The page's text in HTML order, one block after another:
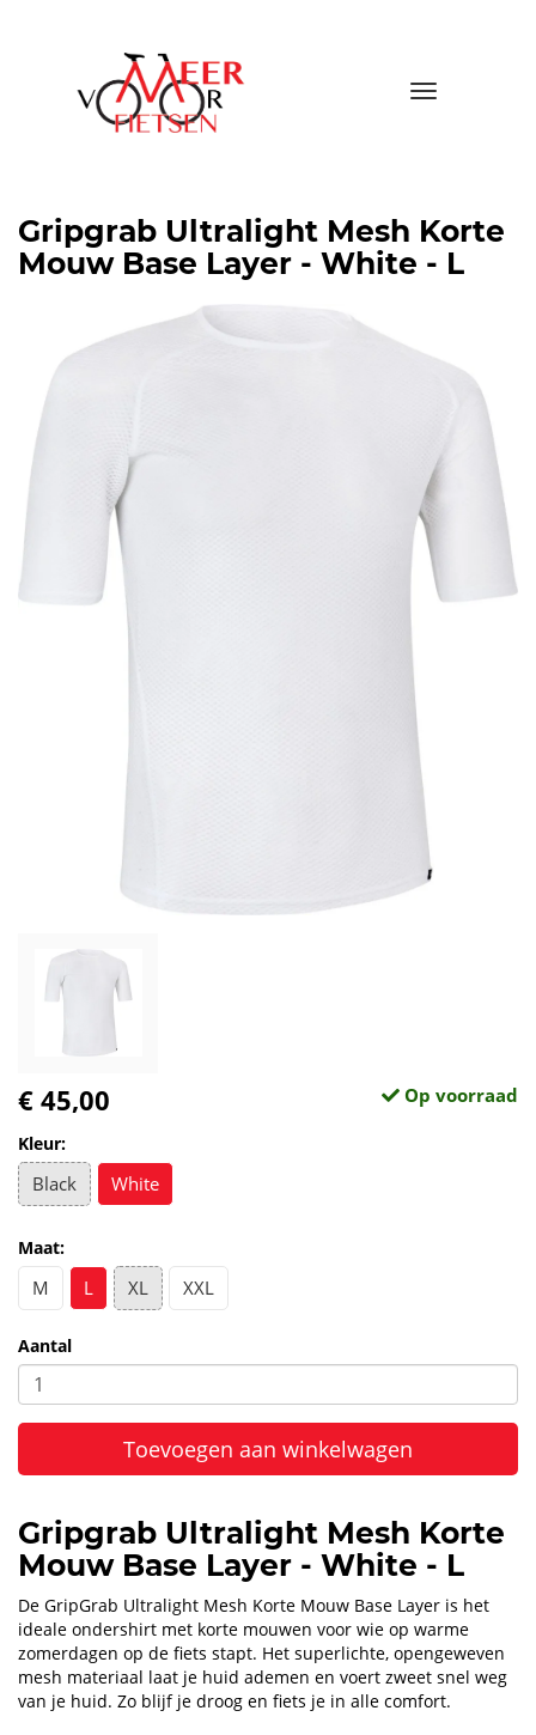
Toggle
Gripgrab Ultralight Mesh Korte
Mouw Base Layer - White - L
€ 45,00 Op voorraad
Kleur:
Black White
Maat:
M L XL XXL
Aantal
Toevoegen aan winkelwagen
Gripgrab Ultralight Mesh Korte
Mouw Base Layer - White - L
De GripGrab Ultralight Mesh Korte Mouw Base Layer is het
ideale ondershirt met korte mouwen voor wie op warme
zomerdagen op de fiets stapt. Het superlichte, opengeweven
mesh materiaal laat je huid ademen en voert zweet snel weg
van je huid. Zo blijf je droog en fiets je in alle comfort.